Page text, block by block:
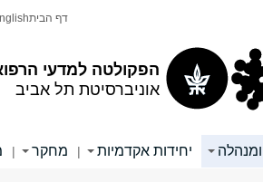
הפקולטה למדעי
אוניברסיטת תל אביב
דף הבית
יחידות אקדמיות | מחקר |